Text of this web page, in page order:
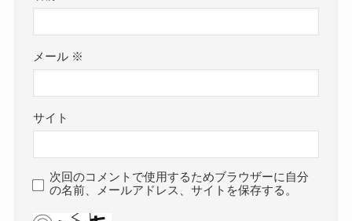
メール ※
サイト
次回のコメントで使用するためブラウザーに自分
の名前、メールアドレス、サイトを保存する。